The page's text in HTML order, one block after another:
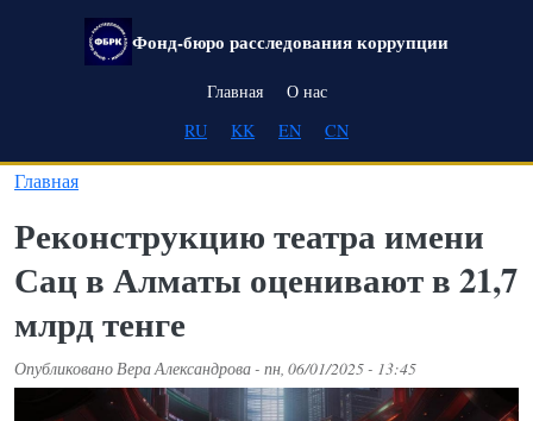
Перейти к основному содержанию
Фонд-бюро расследования коррупции
Main navigation
Главная
О нас
RU
KK EN CN
Главная
Реконструкцию театра имени
Сац в Алматы оценивают в 21,7
млрд тенге
ОпубликованоВера Александрова- пн, 06/01/2025 - 13:45